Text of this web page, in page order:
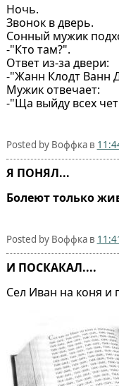
Ночь.
Звонок в дверь.
Сонный мужик
-"Кто там?".
Ответ из-за двери:
-"Жанн Клодт Ванн
Мужик отвечает:
-"Ща выйду всех
Posted by Воффка в
Я ПОНЯЛ...
Болеют только
Posted by Воффка в
И ПОСКАКАЛ....
Сел Иван на коня и